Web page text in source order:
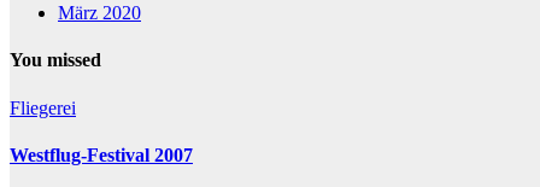
März 2020
You missed
Fliegerei
Westflug-Festival 2007